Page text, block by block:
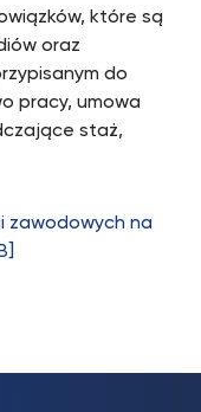
które są
oraz
do
pracy, umowa
staż,
zawodowych na